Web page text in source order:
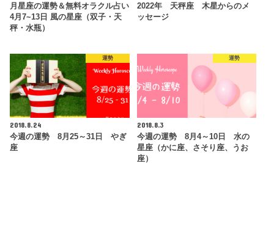
月星座の運勢＆無料オラクル占い
4月7~13日 風の星座（双子・天
秤・水瓶）
2022年 天秤座 木星からのメ
ッセージ
運勢
2018.8.24
今週の運勢 8月25～31日 やぎ
座
運勢
2018.8.3
今週の運勢 8月4～10日 水の
星座（かに座、さそり座、うお
座）